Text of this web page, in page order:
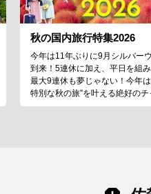
秋の国内旅行特集2026
今年は11年ぶりに9月シルバー
到来！5連休に加え、平日を組
最大9連休も夢じゃない！今年は
特別な秋の旅”を叶える絶好のチ